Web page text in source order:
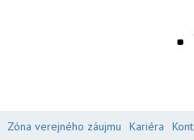
Zóna verejného záujmu Kariéra